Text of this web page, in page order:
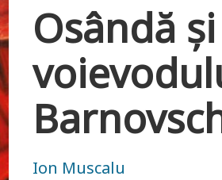
Osândă
Ion Muscalu